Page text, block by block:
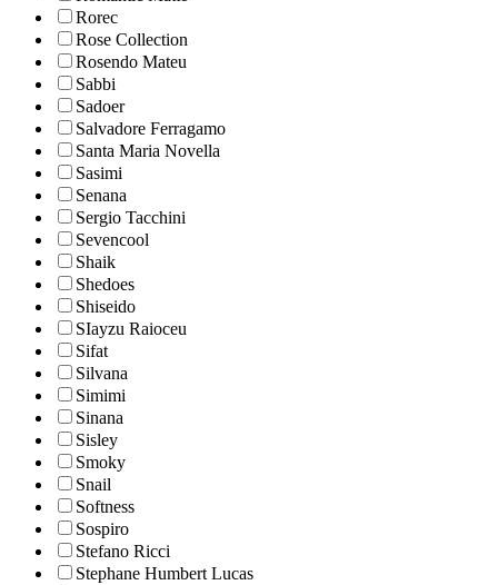
Rorec
Rose Collection
Rosendo Mateu
Sabbi
Sadoer
Salvadore Ferragamo
Santa Maria Novella
Sasimi
Senana
Sergio Tacchini
Sevencool
Shaik
Shedoes
Shiseido
SIayzu Raioceu
Sifat
Silvana
Simimi
Sinana
Sisley
Smoky
Snail
Softness
Sospiro
Stefano Ricci
Stephane Humbert Lucas